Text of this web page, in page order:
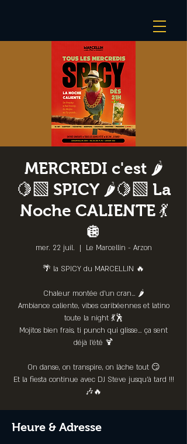
MERCREDI c'est 🌶️
🍋‍🟩 SPICY 🌶️🍋‍🟩 La
Noche CALIENTE 💃
🪩
mer. 22 juil.
  |
Le Marcellin - Arzon
🌴 la SPICY du MARCELLIN 🔥
Chaleur montée d’un cran… 🌶️
Ambiance caliente, vibes caribéennes et latino
toute la night 💃🕺
Mojitos bien frais, ti punch qui glisse… ça sent
déjà l’été 🍹
On danse, on transpire, on lâche tout 😏
Et la fiesta continue avec DJ Steve jusqu’à tard !!!
🎶🔥
Heure & Adresse